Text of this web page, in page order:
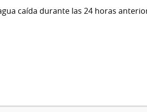
caída durante las 24 horas